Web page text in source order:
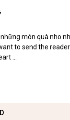
món quà nho
to send the
...